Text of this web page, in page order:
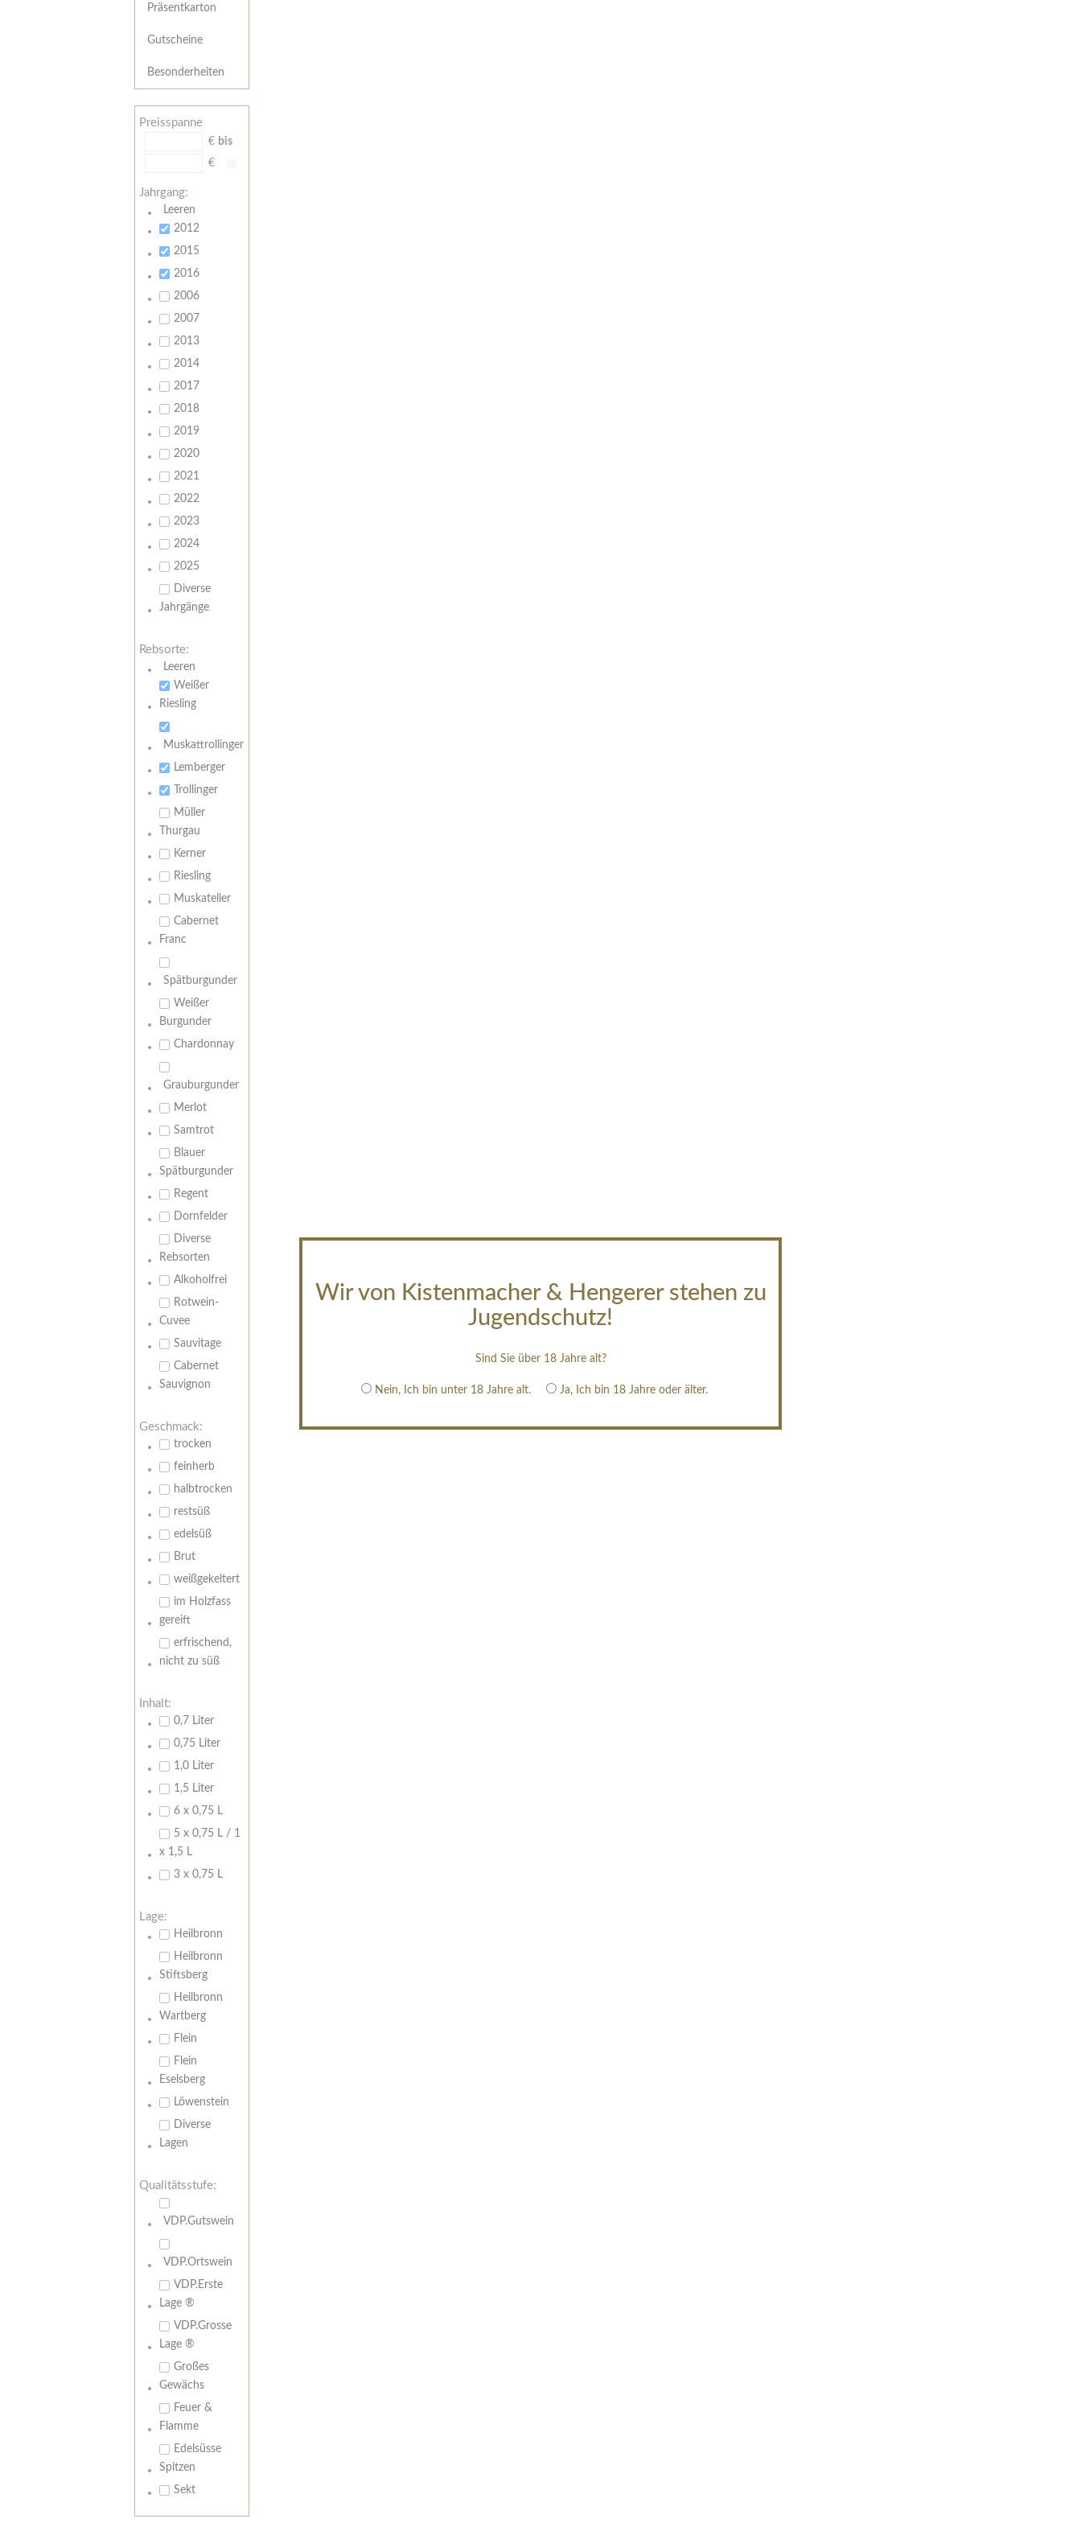
Wir von Kistenmacher & Hengerer stehen zu
Jugendschutz!
Sind Sie über 18 Jahre alt?
Nein, Ich bin unter 18 Jahre alt. Ja, Ich bin 18 Jahre oder älter.
Präsentkarton
Gutscheine
Besonderheiten
Preisspanne
€ bis
€
Jahrgang:
Leeren
2012
2015
2016
2006
2007
2013
2014
2017
2018
2019
2020
2021
2022
2023
2024
2025
Diverse
Jahrgänge
Rebsorte:
Leeren
Weißer
Riesling
Muskattrollinger
Lemberger
Trollinger
Müller
Thurgau
Kerner
Riesling
Muskateller
Cabernet
Franc
Spätburgunder
Weißer
Burgunder
Chardonnay
Grauburgunder
Merlot
Samtrot
Blauer
Spätburgunder
Regent
Dornfelder
Diverse
Rebsorten
Alkoholfrei
Rotwein-
Cuvee
Sauvitage
Cabernet
Sauvignon
Geschmack:
trocken
feinherb
halbtrocken
restsüß
edelsüß
Brut
weißgekeltert
im Holzfass
gereift
erfrischend,
nicht zu süß
Inhalt:
0,7 Liter
0,75 Liter
1,0 Liter
1,5 Liter
6 x 0,75 L
5 x 0,75 L / 1
x 1,5 L
3 x 0,75 L
Lage:
Heilbronn
Heilbronn
Stiftsberg
Heilbronn
Wartberg
Flein
Flein
Eselsberg
Löwenstein
Diverse
Lagen
Qualitätsstufe:
VDP.Gutswein
VDP.Ortswein
VDP.Erste
Lage ®
VDP.Grosse
Lage ®
Großes
Gewächs
Feuer &
Flamme
Edelsüsse
Spitzen
Sekt